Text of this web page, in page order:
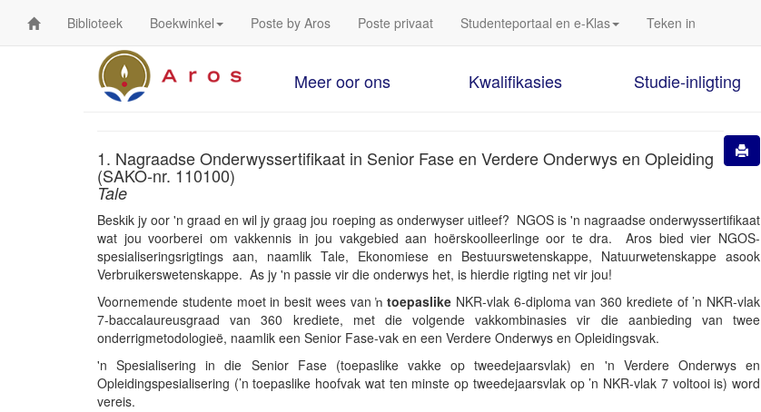
Biblioteek Boekwinkel Poste by Aros Poste privaat Studenteportaal en e-Klas Teken in
Meer oor ons Kwalifikasies Studie-inligting
1. Nagraadse Onderwyssertifikaat in Senior Fase en Verdere Onderwys en Opleiding
(SAKO-nr. 110100)
Tale
Beskik jy oor 'n graad en wil jy graag jou roeping as onderwyser uitleef? NGOS is 'n nagraadse onderwyssertifikaat
wat jou voorberei om vakkennis in jou vakgebied aan hoërskoolleerlinge oor te dra. Aros bied vier NGOS-
spesialiseringsrigtings aan, naamlik Tale, Ekonomiese en Bestuurswetenskappe, Natuurwetenskappe asook
Verbruikerswetenskappe. As jy 'n passie vir die onderwys het, is hierdie rigting net vir jou!
Voornemende studente moet in besit wees van ŉ toepaslike NKR-vlak 6-diploma van 360 krediete of ’n NKR-vlak
7-baccalaureusgraad van 360 krediete, met die volgende vakkombinasies vir die aanbieding van twee
onderrigmetodologieë, naamlik een Senior Fase-vak en een Verdere Onderwys en Opleidingsvak.
'n Spesialisering in die Senior Fase (toepaslike vakke op tweedejaarsvlak) en 'n Verdere Onderwys en
Opleidingspesialisering (’n toepaslike hoofvak wat ten minste op tweedejaarsvlak op ’n NKR-vlak 7 voltooi is) word
vereis.